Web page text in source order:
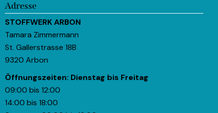
Adresse
STOFFWERK ARBON
Tamara Zimmermann
St. Gallerstrasse 18B
9320 Arbon
Öffnungszeiten: Dienstag bis Freitag
09:00 bis 12:00
14:00 bis 18:00